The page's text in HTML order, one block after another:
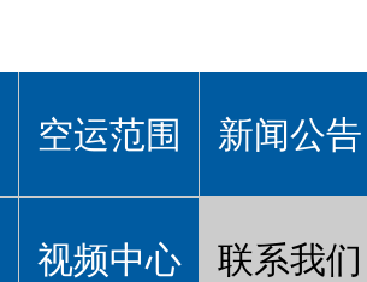
空运范围 新闻公告
视频中心 联系我们